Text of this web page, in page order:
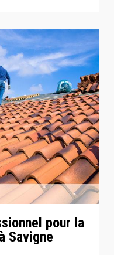
pour la
Savigne